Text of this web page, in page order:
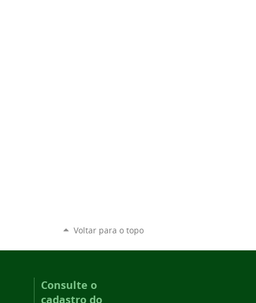
Voltar para o topo
Consulte o
cadastro do